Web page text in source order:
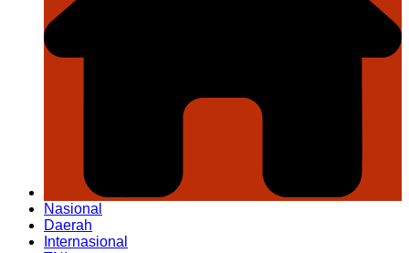
Nasional
Daerah
Internasional